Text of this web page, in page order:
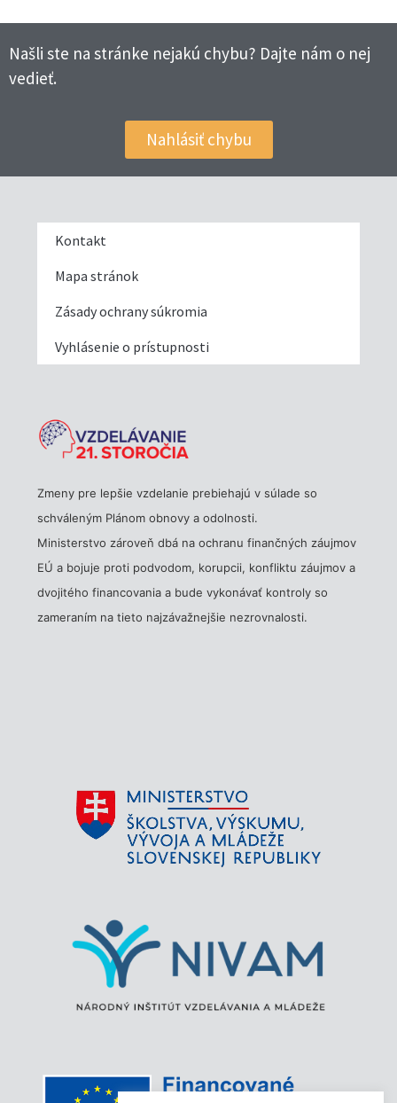
Našli ste na stránke nejakú chybu? Dajte nám o nej
vedieť.
Nahlásiť chybu
Kontakt
Mapa stránok
Zásady ochrany súkromia
Vyhlásenie o prístupnosti
Zmeny pre lepšie vzdelanie prebiehajú v súlade so
schváleným Plánom obnovy a odolnosti.
Ministerstvo zároveň dbá na ochranu finančných záujmov
EÚ a bojuje proti podvodom, korupcii, konfliktu záujmov a
dvojitého financovania a bude vykonávať kontroly so
zameraním na tieto najzávažnejšie nezrovnalosti.